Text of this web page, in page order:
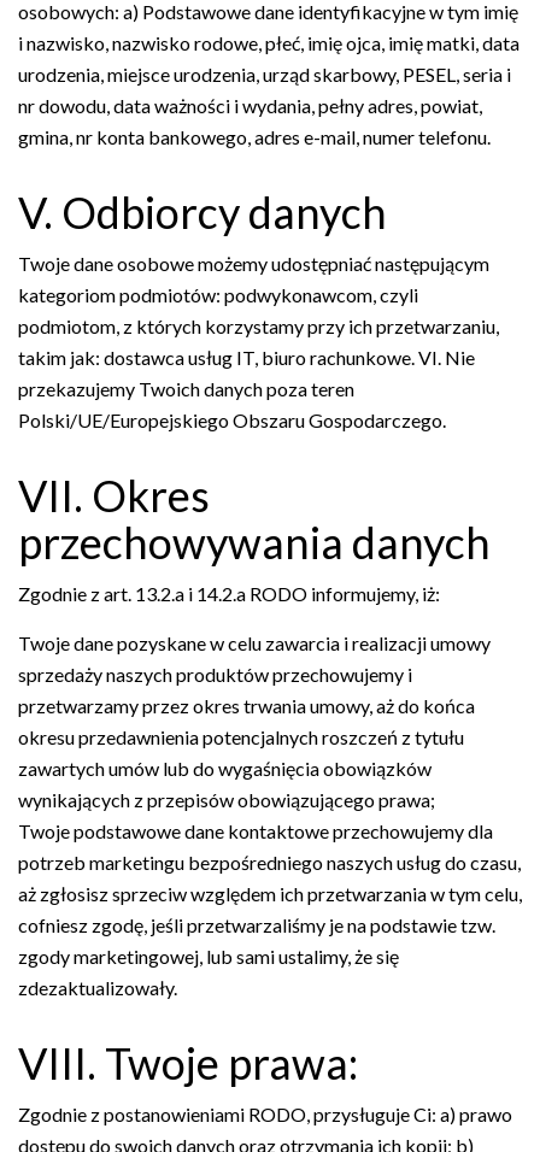
osobowych: a) Podstawowe dane identyfikacyjne w tym imię
i nazwisko, nazwisko rodowe, płeć, imię ojca, imię matki, data
urodzenia, miejsce urodzenia, urząd skarbowy, PESEL, seria i
nr dowodu, data ważności i wydania, pełny adres, powiat,
gmina, nr konta bankowego, adres e-mail, numer telefonu.
V. Odbiorcy danych
Twoje dane osobowe możemy udostępniać następującym
kategoriom podmiotów: podwykonawcom, czyli
podmiotom, z których korzystamy przy ich przetwarzaniu,
takim jak: dostawca usług IT, biuro rachunkowe. VI. Nie
przekazujemy Twoich danych poza teren
Polski/UE/Europejskiego Obszaru Gospodarczego.
VII. Okres
przechowywania danych
Zgodnie z art. 13.2.a i 14.2.a RODO informujemy, iż:
Twoje dane pozyskane w celu zawarcia i realizacji umowy
sprzedaży naszych produktów przechowujemy i
przetwarzamy przez okres trwania umowy, aż do końca
okresu przedawnienia potencjalnych roszczeń z tytułu
zawartych umów lub do wygaśnięcia obowiązków
wynikających z przepisów obowiązującego prawa;
Twoje podstawowe dane kontaktowe przechowujemy dla
potrzeb marketingu bezpośredniego naszych usług do czasu,
aż zgłosisz sprzeciw względem ich przetwarzania w tym celu,
cofniesz zgodę, jeśli przetwarzaliśmy je na podstawie tzw.
zgody marketingowej, lub sami ustalimy, że się
zdezaktualizowały.
VIII. Twoje prawa:
Zgodnie z postanowieniami RODO, przysługuje Ci: a) prawo
dostępu do swoich danych oraz otrzymania ich kopii; b)